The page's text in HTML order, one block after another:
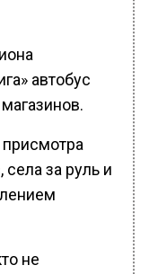
автобус
присмотра
за руль и
не